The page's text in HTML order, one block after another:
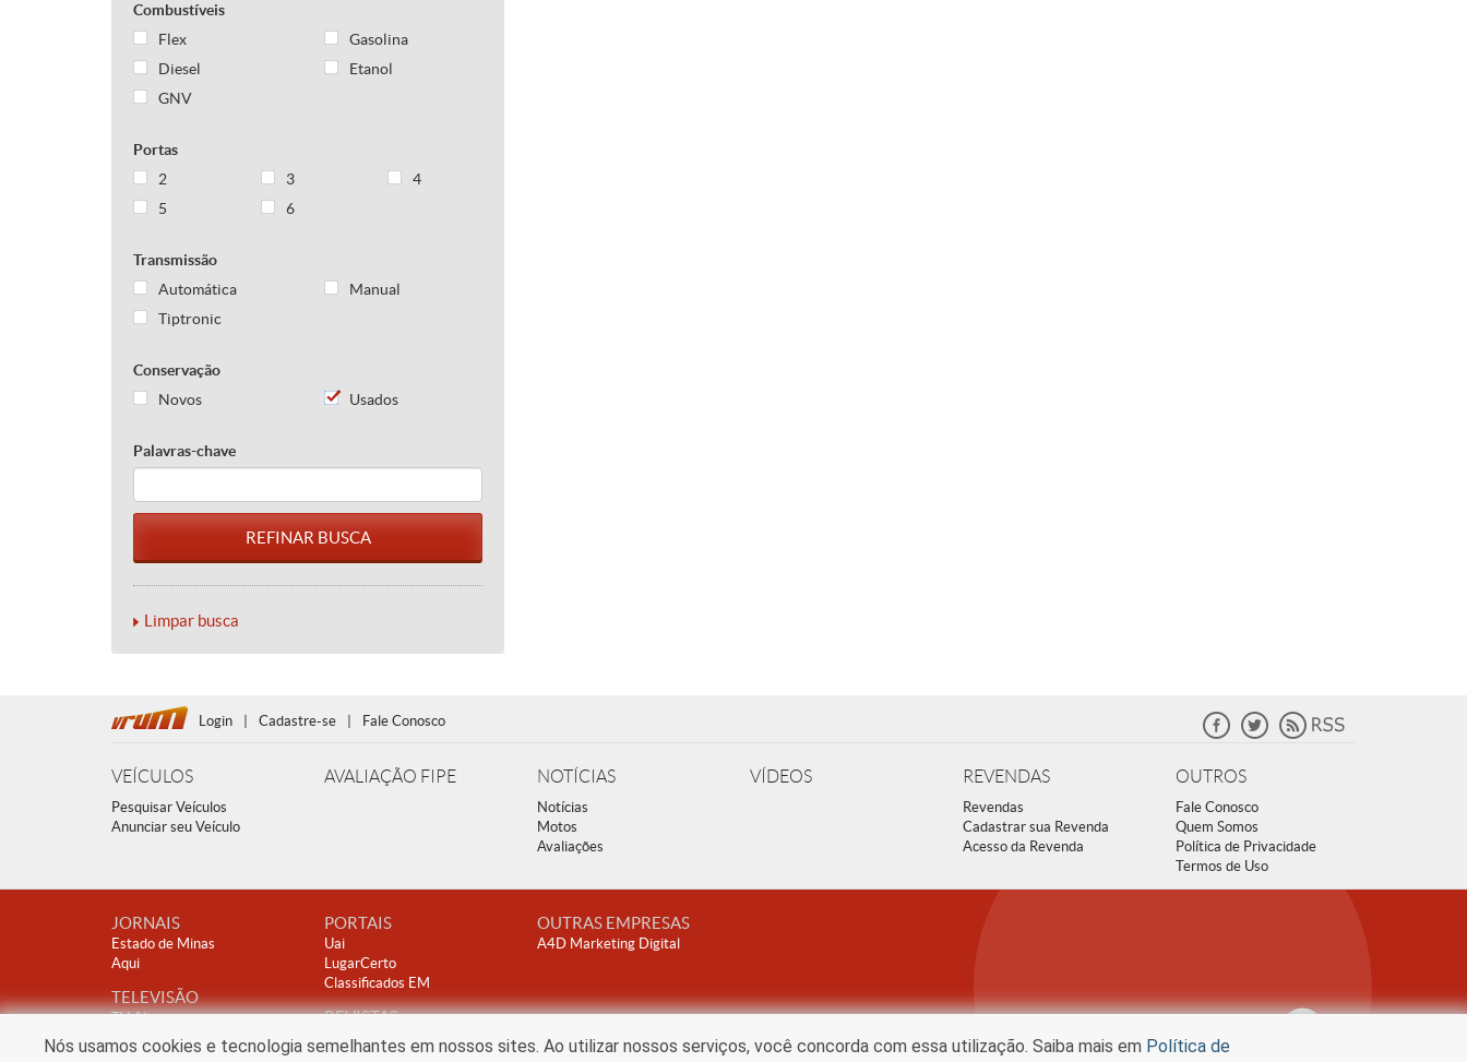
Combustíveis
Flex
Gasolina
Diesel
Etanol
GNV
Portas
2
3
4
5
6
Transmissão
Automática
Manual
Tiptronic
Conservação
Novos
Usados
Palavras-chave
Limpar busca
Login Cadastre-se Fale Conosco
VEÍCULOS
Pesquisar Veículos
Anunciar seu Veículo
AVALIAÇÃO FIPE NOTÍCIAS
Notícias
Motos
Avaliações
VÍDEOS REVENDAS
Revendas
Cadastrar sua Revenda
Acesso da Revenda
OUTROS
Fale Conosco
Quem Somos
Política de Privacidade
Termos de Uso
JORNAIS
Estado de Minas
Aqui
TELEVISÃO
TV Alterosa
PORTAIS
Uai
LugarCerto
Classificados EM
REVISTAS
Encontro
Clube A
OUTRAS EMPRESAS
A4D Marketing Digital
Nós usamos cookies e tecnologia semelhantes em nossos sites. Ao utilizar nossos serviços, você concorda com essa utilização. Saiba mais em Política de